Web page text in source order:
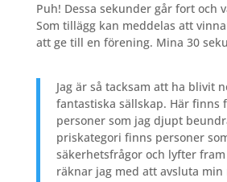
Puh! Dessa sekunder går fort och
Som tillägg kan meddelas att
att ge till en förening. Mina 30
Jag är så tacksam att ha blivit
fantastiska sällskap. Här finns
personer som jag djupt
priskategori finns personer
säkerhetsfrågor och lyfter
räknar jag med att avsluta min